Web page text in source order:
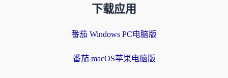
下载应用
番茄 Windows PC电脑版
番茄 macOS苹果电脑版